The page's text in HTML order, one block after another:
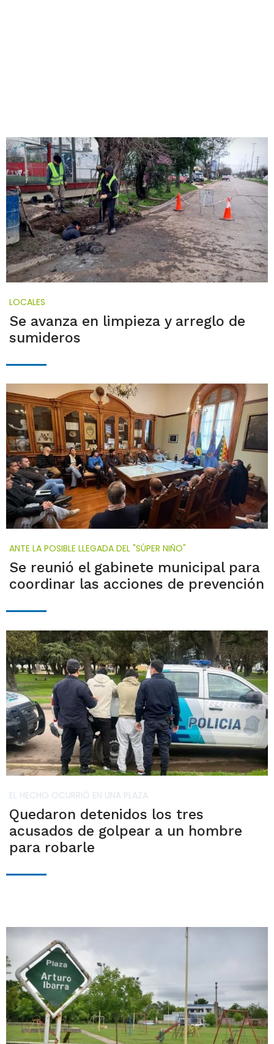
LOCALES
Se avanza en limpieza y arreglo de
sumideros
ANTE LA POSIBLE LLEGADA DEL "SÚPER NIÑO"
Se reunió el gabinete municipal para
coordinar las acciones de prevención
EL HECHO OCURRIÓ EN UNA PLAZA
Quedaron detenidos los tres
acusados de golpear a un hombre
para robarle